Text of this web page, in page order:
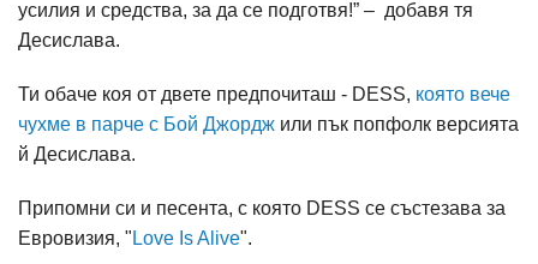
усилия и средства, за да се подготвя!” – добавя тя
Десислава.
Ти обаче коя от двете предпочиташ - DESS, която вече
чухме в парче с Бой Джордж или пък попфолк версията
й Десислава.
Припомни си и песента, с която DESS се състезава за
Евровизия, " Love Is Alive".